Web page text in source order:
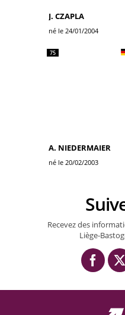
J. CZAPLA
né le 24/01/2004
75
A. NIEDERMAIER
né le 20/02/2003
Recevez des
Liège-